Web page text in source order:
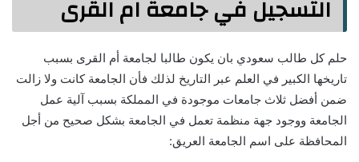
التسجيل في جامعة ام القرى
حلم كل طالب سعودي بان يكون طالبا لجامعة أم القرى بسبب
تاريخها الكبير في العلم عبر التاريخ لذلك فأن الجامعة كانت ولا زالت
ضمن أفضل ثلاث جامعات موجودة في المملكة بسبب آلية عمل
الجامعة ووجود جهة منظمة تعمل في الجامعة بشكل صحيح من أجل
المحافظة على اسم الجامعة العريق: